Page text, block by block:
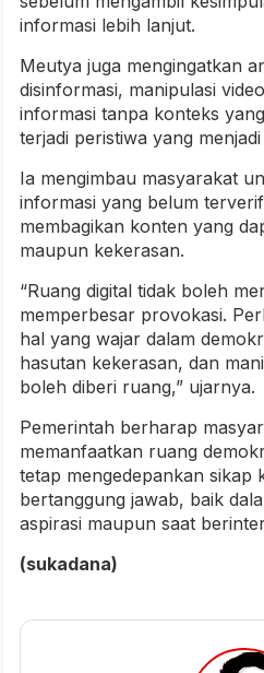
informasi lebih lanjut.
Meutya juga mengingatkan
disinformasi, manipulasi
informasi tanpa konteks
terjadi peristiwa yang
Ia mengimbau masyarakat
informasi yang belum
membagikan konten yang
maupun kekerasan.
“Ruang digital tidak boleh
memperbesar provokasi.
hal yang wajar dalam
hasutan kekerasan, dan
boleh diberi ruang,” ujarnya.
Pemerintah berharap
memanfaatkan ruang
tetap mengedepankan sikap
bertanggung jawab, baik
aspirasi maupun saat
(sukadana)